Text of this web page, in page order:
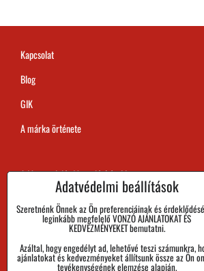
Kapcsolat
Blog
GIK
A márka örténete
A Megrendelés Megvalósítási Ideje
Áru visszaadása és Reklamáció
Méret
Adatvédelmi beállítások
Szeretnénk Önnek az Ön preferenciáinak és
leginkább megfelelő VONZÓ AJÁNLATOKAT ÉS
KEDVEZMÉNYEKET bemutatni.
Azáltal, hogy engedélyt ad, lehetővé teszi számunkra,
ajánlatokat és kedvezményeket állítsunk össze az Ön
tevékenységének elemzése alapján.